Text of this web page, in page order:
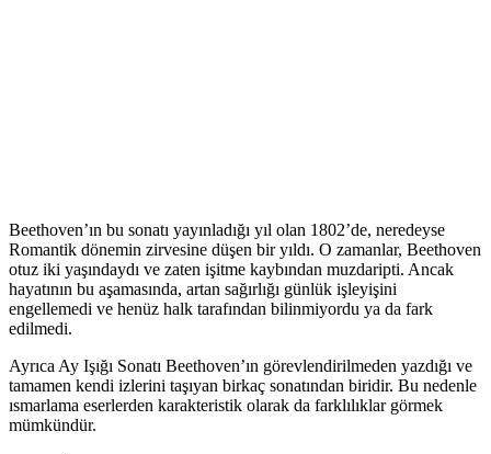
Beethoven’ın bu sonatı yayınladığı yıl olan 1802’de, neredeyse
Romantik dönemin zirvesine düşen bir yıldı. O zamanlar, Beethoven
otuz iki yaşındaydı ve zaten işitme kaybından muzdaripti. Ancak
hayatının bu aşamasında, artan sağırlığı günlük işleyişini
engellemedi ve henüz halk tarafından bilinmiyordu ya da fark
edilmedi.
Ayrıca Ay Işığı Sonatı Beethoven’ın görevlendirilmeden yazdığı ve
tamamen kendi izlerini taşıyan birkaç sonatından biridir. Bu nedenle
ısmarlama eserlerden karakteristik olarak da farklılıklar görmek
mümkündür.